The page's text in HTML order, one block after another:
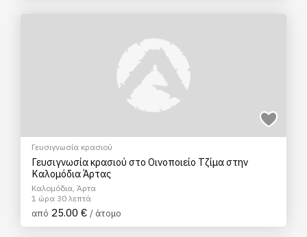
Γευσιγνωσία κρασιού
Γευσιγνωσία κρασιού στο Οινοποιείο Τζίμα στην
Καλομόδια Άρτας
Καλομόδια, Άρτα
1 ώρα 30 λεπτά
από 25.00 € / άτομο